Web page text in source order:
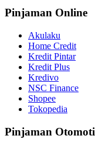
Pinjaman Online
Akulaku
Home Credit
Kredit Pintar
Kredit Plus
Kredivo
NSC Finance
Shopee
Tokopedia
Pinjaman